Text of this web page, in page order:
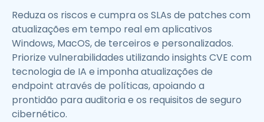
Reduza os riscos e cumpra os SLAs de patches com
atualizações em tempo real em aplicativos
Windows, MacOS, de terceiros e personalizados.
Priorize vulnerabilidades utilizando insights CVE com
tecnologia de IA e imponha atualizações de
endpoint através de políticas, apoiando a
prontidão para auditoria e os requisitos de seguro
cibernético.